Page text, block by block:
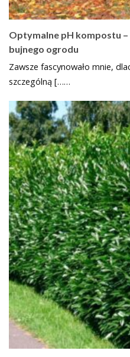
Optymalne pH kompostu
bujnego ogrodu
Zawsze fascynowało mnie,
szczególną [……